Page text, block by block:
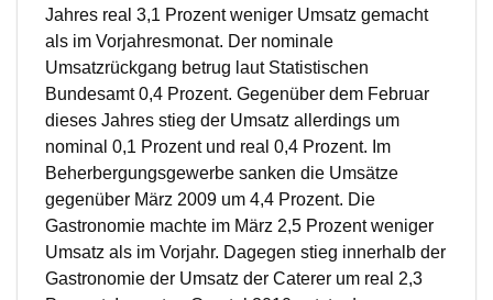
Jahres real 3,1 Prozent weniger Umsatz gemacht
als im Vorjahresmonat. Der nominale
Umsatzrückgang betrug laut Statistischen
Bundesamt 0,4 Prozent. Gegenüber dem Februar
dieses Jahres stieg der Umsatz allerdings um
nominal 0,1 Prozent und real 0,4 Prozent. Im
Beherbergungsgewerbe sanken die Umsätze
gegenüber März 2009 um 4,4 Prozent. Die
Gastronomie machte im März 2,5 Prozent weniger
Umsatz als im Vorjahr. Dagegen stieg innerhalb der
Gastronomie der Umsatz der Caterer um real 2,3